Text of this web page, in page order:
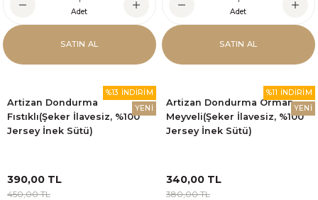
Adet
SATIN AL
Adet
SATIN AL
%13 İNDİRİM
YENİ
Artizan Dondurma
Fıstıklı(Şeker İlavesiz, %100
Jersey İnek Sütü)
390,00 TL
450,00 TL
%11 İNDİRİM
YENİ
Artizan Dondurma Orman
Meyveli(Şeker İlavesiz, %100
Jersey İnek Sütü)
340,00 TL
380,00 TL